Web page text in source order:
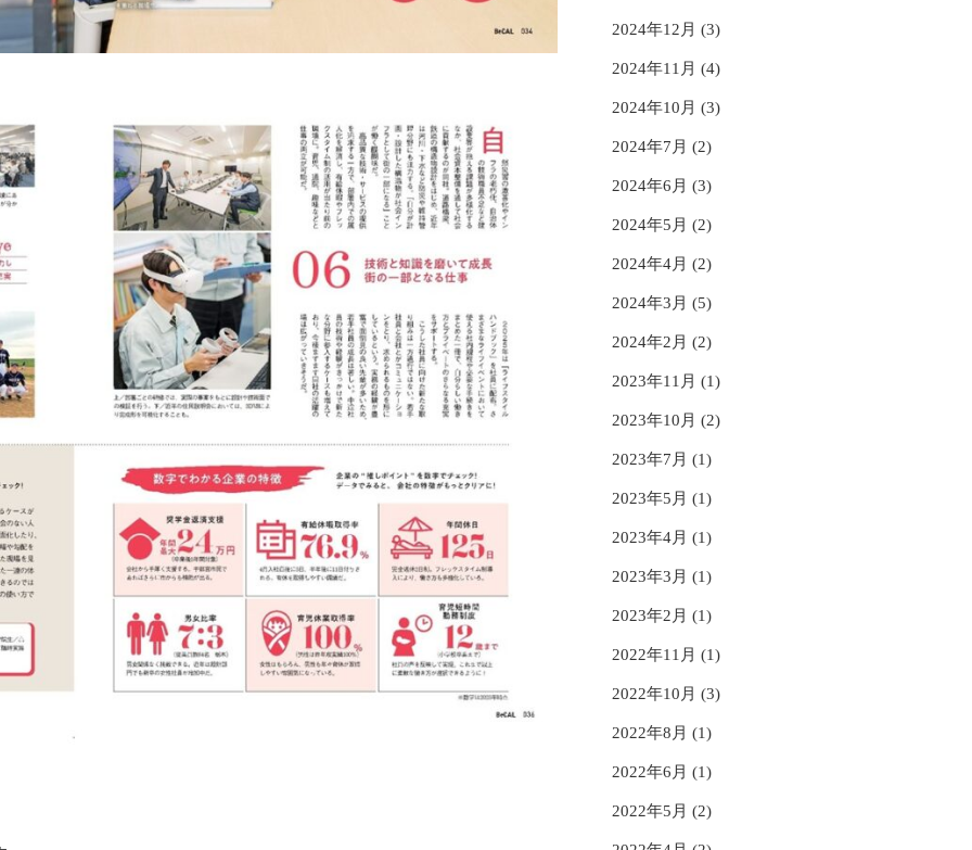
2024年12月 (3)
2024年11月 (4)
2024年10月 (3)
2024年7月 (2)
2024年6月 (3)
2024年5月 (2)
2024年4月 (2)
2024年3月 (5)
2024年2月 (2)
2023年11月 (1)
2023年10月 (2)
2023年7月 (1)
2023年5月 (1)
2023年4月 (1)
2023年3月 (1)
2023年2月 (1)
2022年11月 (1)
2022年10月 (3)
2022年8月 (1)
2022年6月 (1)
2022年5月 (2)